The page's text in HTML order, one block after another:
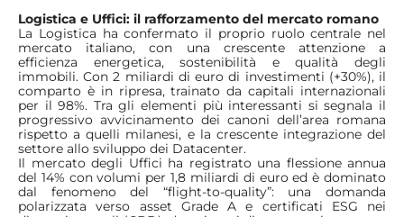
Logistica e Uffici: il rafforzamento del mercato romano
La Logistica ha confermato il proprio ruolo centrale nel
mercato italiano, con una crescente attenzione a
efficienza energetica, sostenibilità e qualità degli
immobili. Con 2 miliardi di euro di investimenti (+30%), il
comparto è in ripresa, trainato da capitali internazionali
per il 98%. Tra gli elementi più interessanti si segnala il
progressivo avvicinamento dei canoni dell’area romana
rispetto a quelli milanesi, e la crescente integrazione del
settore allo sviluppo dei Datacenter.
Il mercato degli Uffici ha registrato una flessione annua
del 14% con volumi per 1,8 miliardi di euro ed è dominato
dal fenomeno del “flight-to-quality”: una domanda
polarizzata verso asset Grade A e certificati ESG nei